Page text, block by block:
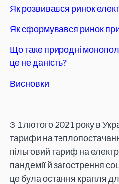
Як розвивався ринок
Як сформувався ринок
Що таке природні
це не даність?
Висновки
З 1 лютого 2021 року в
тарифи на
пільговий тариф на
пандемії й загострення
це була остання крапля